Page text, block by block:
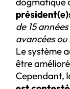
de 15
avancées
Le système
être
Cependant,